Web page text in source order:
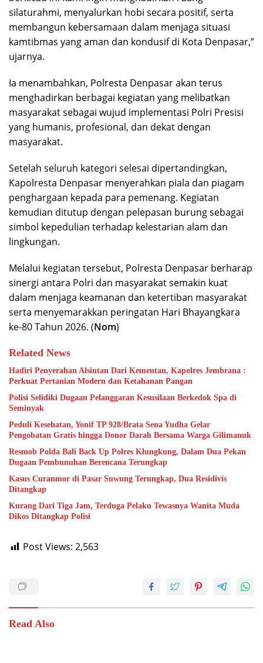
silaturahmi, menyalurkan hobi secara positif, serta
membangun kebersamaan dalam menjaga situasi
kamtibmas yang aman dan kondusif di Kota Denpasar,”
ujarnya.
Ia menambahkan, Polresta Denpasar akan terus
menghadirkan berbagai kegiatan yang melibatkan
masyarakat sebagai wujud implementasi Polri Presisi
yang humanis, profesional, dan dekat dengan
masyarakat.
Setelah seluruh kategori selesai dipertandingkan,
Kapolresta Denpasar menyerahkan piala dan piagam
penghargaan kepada para pemenang. Kegiatan
kemudian ditutup dengan pelepasan burung sebagai
simbol kepedulian terhadap kelestarian alam dan
lingkungan.
Melalui kegiatan tersebut, Polresta Denpasar berharap
sinergi antara Polri dan masyarakat semakin kuat
dalam menjaga keamanan dan ketertiban masyarakat
serta menyemarakkan peringatan Hari Bhayangkara
ke-80 Tahun 2026. (Nom)
Related News
Hadiri Penyerahan Alsintan Dari Kementan, Kapolres Jembrana :
Perkuat Pertanian Modern dan Ketahanan Pangan
Polisi Selidiki Dugaan Pelanggaran Kesusilaan Berkedok Spa di
Seminyak
Peduli Kesehatan, Yonif TP 928/Brata Sena Yudha Gelar
Pengobatan Gratis hingga Donor Darah Bersama Warga Gilimanuk
Resmob Polda Bali Back Up Polres Klungkung, Dalam Dua Pekan
Dugaan Pembunuhan Berencana Terungkap
Kasus Curanmor di Pasar Suwung Terungkap, Dua Residivis
Ditangkap
Kurang Dari Tiga Jam, Terduga Pelaku Tewasnya Wanita Muda
Dikos Ditangkap Polisi
Post Views: 2,563
Read Also